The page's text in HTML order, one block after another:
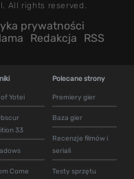
All rights reserved.
prywatności
Redakcja RSS
Yotei
33
Come
Polecane strony
Premiery gier
Baza gier
Recenzje filmów i
seriali
Testy sprzętu